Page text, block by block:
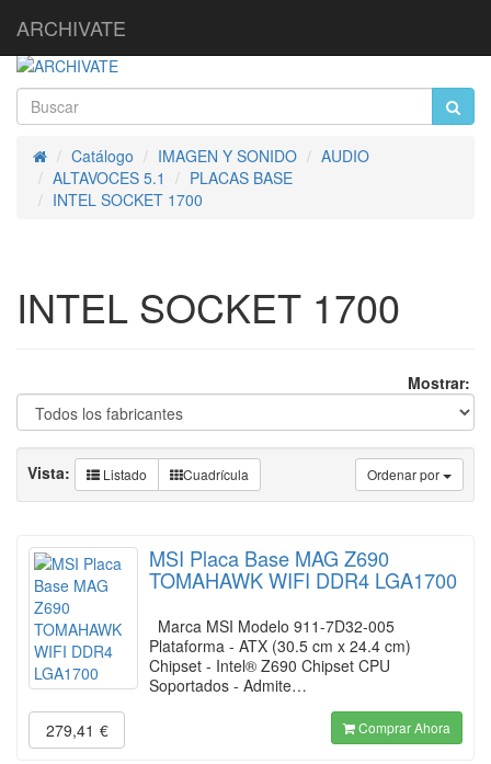
ARCHIVATE
InicioCatálogo IMAGEN Y SONIDO
AUDIO
ALTAVOCES 5.1
PLACAS BASE
INTEL SOCKET 1700
INTEL SOCKET 1700
Mostrar:
Ordenar por
Vista: Listado Cuadrícula
MSI Placa Base MAG Z690
TOMAHAWK WIFI DDR4 LGA1700
Marca MSI Modelo 911-7D32-005
Plataforma - ATX (30.5 cm x 24.4 cm)
Chipset - Intel® Z690 Chipset CPU
Soportados - Admite…
279,41 € Comprar Ahora